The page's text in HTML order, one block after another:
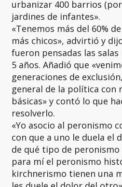
urbanizar 400 barrios
jardines de infantes».
«Tenemos más del 60%
más chicos», advirtió y
fueron pensadas las
5 años. Añadió que
generaciones de
general de la política con
básicas» y contó lo que
resolverlo.
«Yo asocio al peronismo
con que a uno le duela el
de qué tipo de
para mí el peronismo
kirchnerismo tienen una